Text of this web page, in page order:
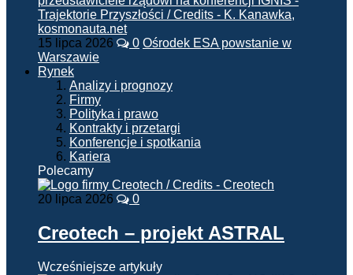
15 lipca 2026 0 Ośrodek ESA powstanie w
Warszawie
Rynek
Analizy i prognozy
Firmy
Polityka i prawo
Kontrakty i przetargi
Konferencje i spotkania
Kariera
Polecamy
20 lipca 2026 0
Creotech – projekt ASTRAL
Wcześniejsze artykuły